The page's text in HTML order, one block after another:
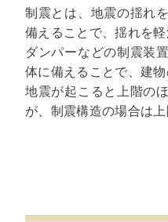
制震とは、地震の揺れ
備えることで、揺れを軽
ダンパーなどの制震装
体に備えることで、建物
地震が起こると上階の
が、制震構造の場合は